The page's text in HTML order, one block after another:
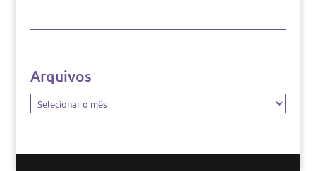
Arquivos
Arquivos